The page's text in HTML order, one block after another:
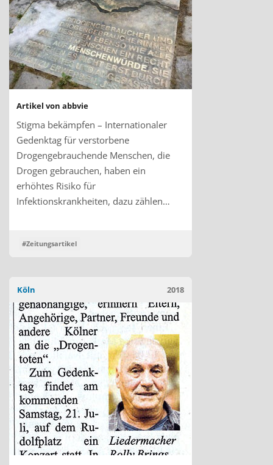
Artikel von abbvie
Stigma bekämpfen – Internationaler
Gedenktag für verstorbene
Drogengebrauchende Menschen, die
Drogen gebrauchen, haben ein
erhöhtes Risiko für
Infektionskrankheiten, dazu zählen…
#Zeitungsartikel
2018
Köln